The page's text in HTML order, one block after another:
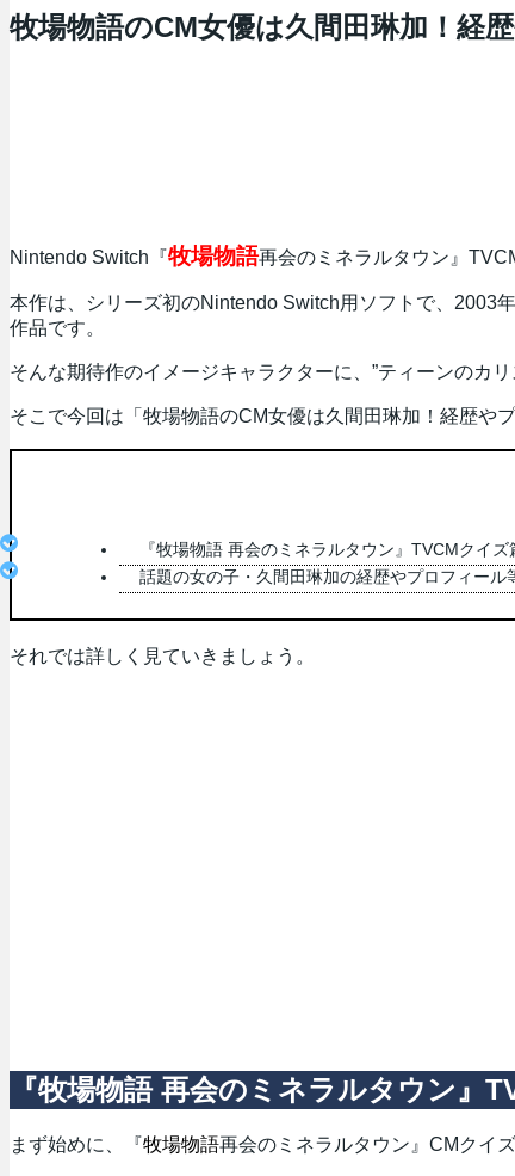
牧場物語のCM女優は久間田琳加！経
Nintendo Switch『牧場物語再会のミネラルタウン』
本作は、シリーズ初のNintendo Switch用ソフトで、2003
作品です。
そんな期待作のイメージキャラクターに、”ティーンのカリ
そこで今回は「牧場物語のCM女優は久間田琳加！経歴や
『牧場物語 再会のミネラルタウン』TVCMクイ
話題の女の子・久間田琳加の経歴やプロフィール
それでは詳しく見ていきましょう。
『牧場物語 再会のミネラルタウン』
まず始めに、『牧場物語再会のミネラルタウン』CMクイ